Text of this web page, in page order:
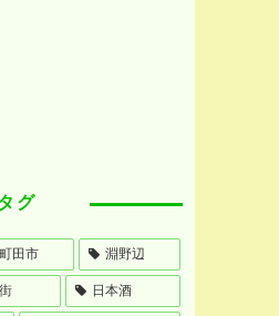
グ
町田市 淵野辺
日本酒